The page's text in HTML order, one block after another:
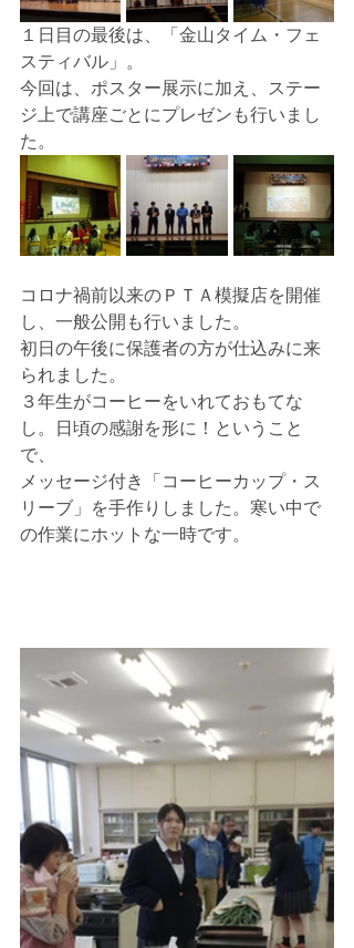
１日目の最後は、「金山タイム・フェ
スティバル」。
今回は、ポスター展示に加え、ステー
ジ上で講座ごとにプレゼンも行いまし
た。
コロナ禍前以来のＰＴＡ模擬店を開催
し、一般公開も行いました。
初日の午後に保護者の方が仕込みに来
られました。
３年生がコーヒーをいれておもてな
し。日頃の感謝を形に！ということ
で、
メッセージ付き「コーヒーカップ・ス
リーブ」を手作りしました。寒い中で
の作業にホットな一時です。